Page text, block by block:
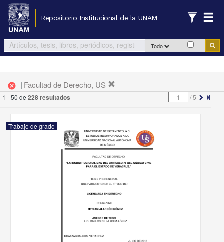
Repositorio Institucional de la UNAM
Todo
cancel | Facultad de Derecho, US
1 - 50 de 228 resultados /5
Trabajo de grado